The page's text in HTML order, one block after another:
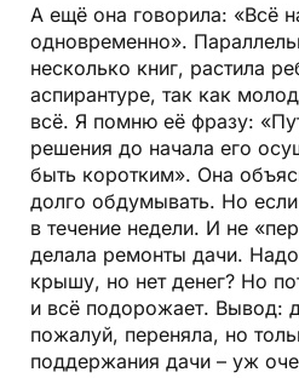
А ещё она говорила: «Всё
одновременно».
несколько книг, растила
аспирантуре, так как
всё. Я помню её фразу:
решения до начала его
быть коротким». Она
долго обдумывать. Но
в течение недели. И не
делала ремонты дачи.
крышу, но нет денег? Но
и всё подорожает. Вывод:
пожалуй, переняла, но
поддержания дачи – уж